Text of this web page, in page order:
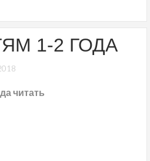
1-2 ГОДА
читать